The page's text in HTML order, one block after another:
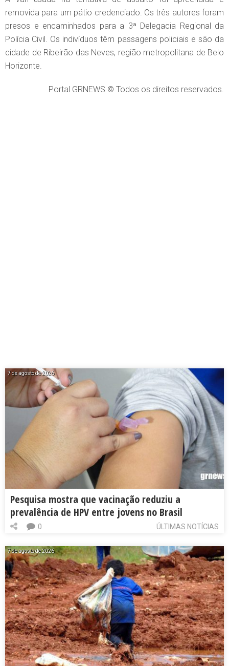
removida para um pátio credenciado. Os três autores foram
presos e encaminhados para a 3ª Delegacia Regional da
Polícia Civil. Os indivíduos têm passagens policiais e são da
cidade de Ribeirão das Neves, região metropolitana de Belo
Horizonte.
Portal GRNEWS © Todos os direitos reservados.
7 de agosto de 2026
Pesquisa mostra que vacinação reduziu a
prevalência de HPV entre jovens no Brasil
ÚLTIMAS NOTÍCIAS
0
7 de agosto de 2026